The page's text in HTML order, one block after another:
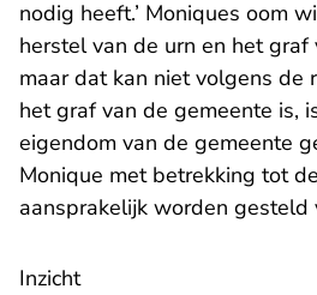
nodig heeft.’ Moniques oom
herstel van de urn en het graf
maar dat kan niet volgens de
het graf van de gemeente is,
eigendom van de gemeente
Monique met betrekking tot
aansprakelijk worden gesteld
Inzicht